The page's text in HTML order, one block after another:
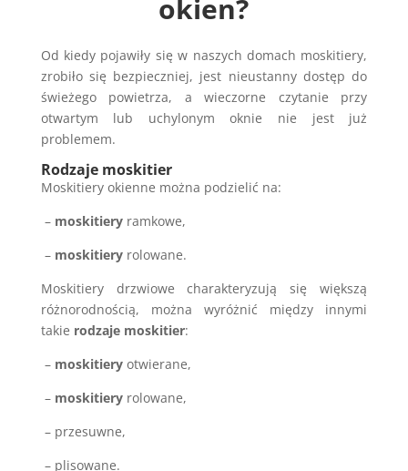
okien?
Od kiedy pojawiły się w naszych domach moskitiery,
zrobiło się bezpieczniej, jest nieustanny dostęp do
świeżego powietrza, a wieczorne czytanie przy
otwartym lub uchylonym oknie nie jest już
problemem.
Rodzaje moskitier
Moskitiery okienne można podzielić na:
– moskitiery ramkowe,
– moskitiery rolowane.
Moskitiery drzwiowe charakteryzują się większą
różnorodnością, można wyróżnić między innymi
takie rodzaje moskitier:
– moskitiery otwierane,
– moskitiery rolowane,
– przesuwne,
– plisowane.